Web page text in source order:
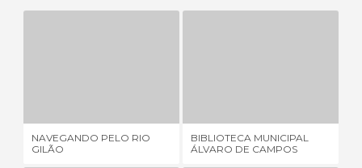
NAVEGANDO PELO RIO
GILÃO
BIBLIOTECA MUNICIPAL
ÁLVARO DE CAMPOS